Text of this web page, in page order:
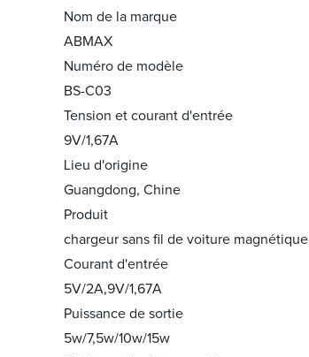
Nom de la marque
ABMAX
Numéro de modèle
BS-C03
Tension et courant d'entrée
9V/1,67A
Lieu d'origine
Guangdong, Chine
Produit
chargeur sans fil de voiture magnétique
Courant d'entrée
5V/2A,9V/1,67A
Puissance de sortie
5w/7,5w/10w/15w